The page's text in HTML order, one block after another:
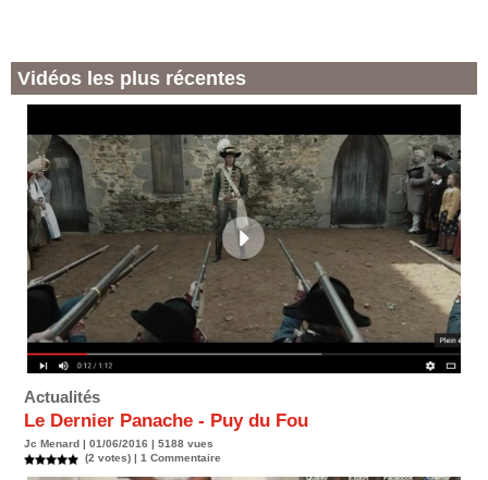
Vidéos les plus récentes
Actualités
Le Dernier Panache - Puy du Fou
Jc Menard | 01/06/2016 | 5188 vues
(2 votes) | 1 Commentaire